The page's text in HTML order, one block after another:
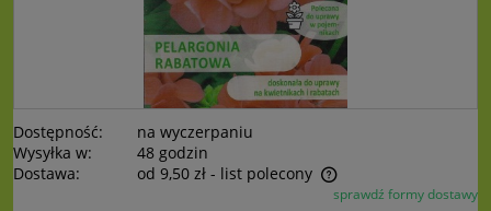
Dostępność:
na wyczerpaniu
Wysyłka w:
48 godzin
Dostawa:
od 9,50 zł - list polecony
Cena nie zawiera ewentualnych kosztów płatnościsprawdź formy dostawy